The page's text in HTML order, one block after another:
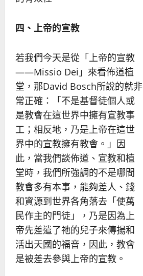
四、上帝的宣教
若我們今天是從「上帝的宣教
——Missio Dei」來看佈道植
堂，那David Bosch所說的就非
常正確：「不是基督徒個人或
是教會在這世界中擁有宣教事
工；相反地，乃是上帝在這世
界中的宣教擁有教會。」因
此，當我們談佈道、宣教和植
堂時，我們所強調的不是哪間
教會多有本事，能夠差人、錢
和資源到世界各角落去「使萬
民作主的門徒」，乃是因為上
帝先差遣了祂的兒子來傳揚和
活出天國的福音，因此，教會
是被差去參與上帝的宣教。